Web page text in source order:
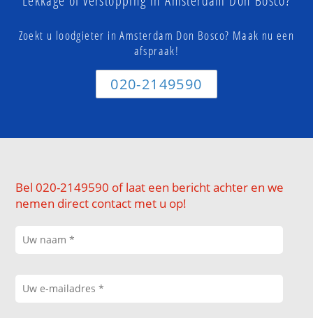
Zoekt u loodgieter in Amsterdam Don Bosco? Maak nu een
afspraak!
020-2149590
Bel 020-2149590 of laat een bericht achter en we
nemen direct contact met u op!